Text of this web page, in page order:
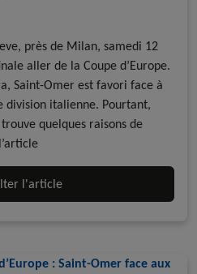
près de Milan, samedi 12
aller de la Coupe d’Europe.
Saint-Omer est favori face à
division italienne. Pourtant,
quelques raisons de
l'article